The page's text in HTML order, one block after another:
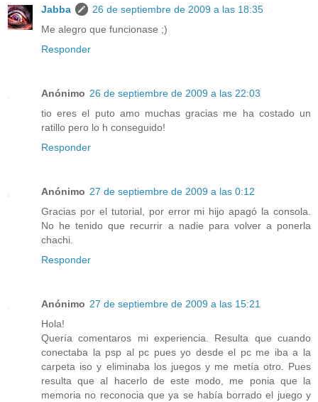
Jabba
26 de septiembre de 2009 a las 18:35
Me alegro que funcionase ;)
Responder
Anónimo 26 de septiembre de 2009 a las 22:03
tio eres el puto amo muchas gracias me ha costado un
ratillo pero lo h conseguido!
Responder
Anónimo 27 de septiembre de 2009 a las 0:12
Gracias por el tutorial, por error mi hijo apagó la consola.
No he tenido que recurrir a nadie para volver a ponerla
chachi.
Responder
Anónimo 27 de septiembre de 2009 a las 15:21
Hola!
Quería comentaros mi experiencia. Resulta que cuando
conectaba la psp al pc pues yo desde el pc me iba a la
carpeta iso y eliminaba los juegos y me metía otro. Pues
resulta que al hacerlo de este modo, me ponia que la
memoria no reconocia que ya se había borrado el juego y